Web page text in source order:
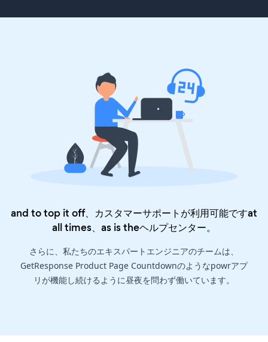
and to top it off、カスタマーサポートが利用可能ですat
all times、as is theヘルプセンター。
さらに、私たちのエキスパートエンジニアのチームは、
GetResponse Product Page Countdownのようなpowrアプ
リが機能し続けるように昼夜を問わず働いています。